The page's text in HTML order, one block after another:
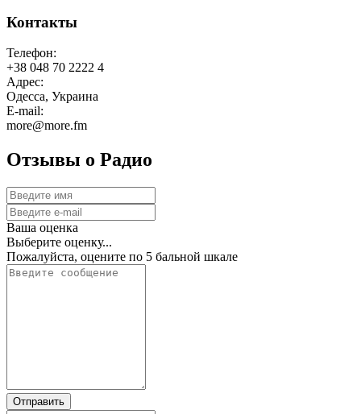
Контакты
Телефон:
+38 048 70 2222 4
Адрес:
Одесса, Украина
E-mail:
more@more.fm
Отзывы о Радио
Ваша оценка
Выберите оценку...
Пожалуйста, оцените по 5 бальной шкале
Отправить